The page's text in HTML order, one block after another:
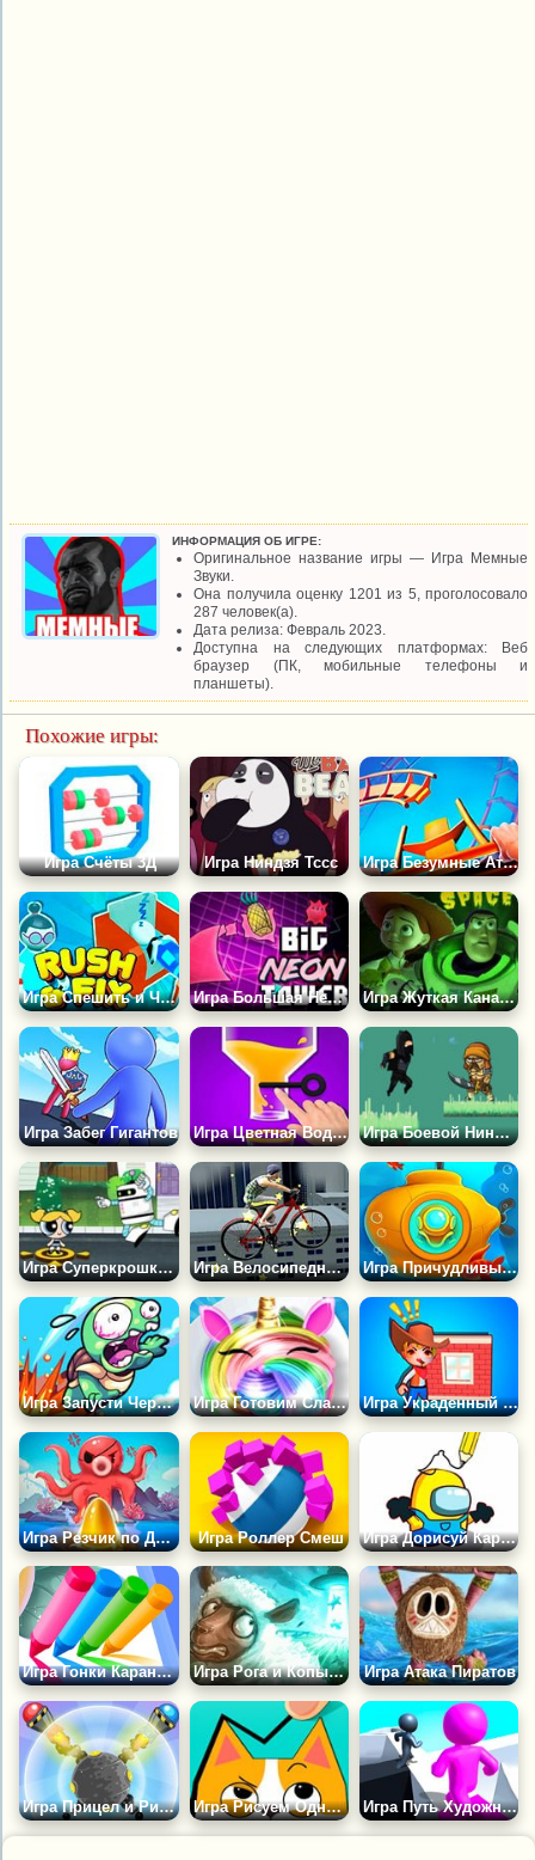
ИНФОРМАЦИЯ ОБ ИГРЕ:
Оригинальное название игры — Игра Мемные
Звуки.
Она получила оценку 1201 из 5, проголосовало
287 человек(а).
Дата релиза: Февраль 2023.
Доступна на следующих платформах: Веб
браузер (ПК, мобильные телефоны и
планшеты).
Похожие игры:
Игра Счёты 3Д Игра Ниндзя Тссс Игра Безумные Аттракционы
Игра Спешить и Чинить Игра Большая Неоновая Башня Против Крошечного Квадрата Игра Жуткая Канализация
Игра Забег Гигантов Игра Цветная Вода и Булавка Игра Боевой Ниндзя
Игра Суперкрошки: Необычная Неделя Игра Велосипедные Трюки на Крыше Игра Причудливый Дайвер
Игра Запусти Черепаху Игра Готовим Слайм с Единорогами 2 Игра Украденный Дом
Игра Резчик по Дереву Игра Роллер Смеш Игра Дорисуй Картинку
Игра Гонки Карандашей Игра Рога и Копыта: Схватка Игра Атака Пиратов
Игра Прицел и Рикошет 2 Игра Рисуем Одной Линией Игра Путь Художника